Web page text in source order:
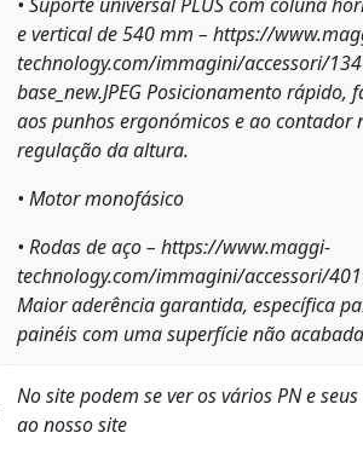
• Suporte universal PLUS com coluna
e vertical de 540 mm – https://
technology.com/immagini/accessori/
base_new.JPEGPosicionamento rápido,
aos punhos ergonómicos e ao contador
regulação da altura.
• Motor monofásico
• Rodas de aço – https://www.maggi-
technology.com/immagini/accessori/
Maior aderência garantida, específica
painéis com uma superfície não
No site podem se ver os vários PN e
ao nosso site